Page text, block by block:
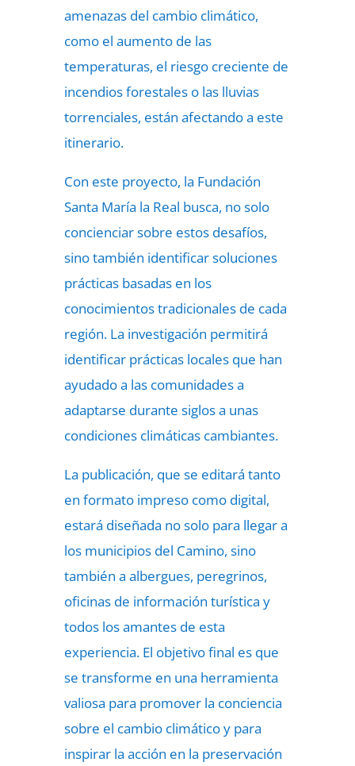
amenazas del cambio climático,
como el aumento de las
temperaturas, el riesgo creciente de
incendios forestales o las lluvias
torrenciales, están afectando a este
itinerario.
Con este proyecto, la Fundación
Santa María la Real busca, no solo
concienciar sobre estos desafíos,
sino también identificar soluciones
prácticas basadas en los
conocimientos tradicionales de cada
región. La investigación permitirá
identificar prácticas locales que han
ayudado a las comunidades a
adaptarse durante siglos a unas
condiciones climáticas cambiantes.
La publicación, que se editará tanto
en formato impreso como digital,
estará diseñada no solo para llegar a
los municipios del Camino, sino
también a albergues, peregrinos,
oficinas de información turística y
todos los amantes de esta
experiencia. El objetivo final es que
se transforme en una herramienta
valiosa para promover la conciencia
sobre el cambio climático y para
inspirar la acción en la preservación